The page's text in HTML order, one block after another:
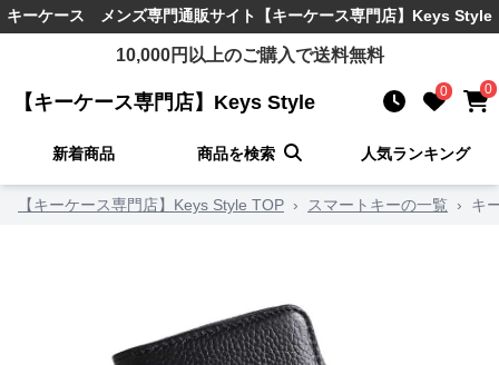
キーケース メンズ専門通販サイト 【キーケース専門店】Keys Style
10,000円以上のご購入で送料無料
【キーケース専門店】Keys Style 0 0
新着商品 商品を検索 人気ランキング
【キーケース専門店】Keys Style TOP › スマートキーの一覧 › キ